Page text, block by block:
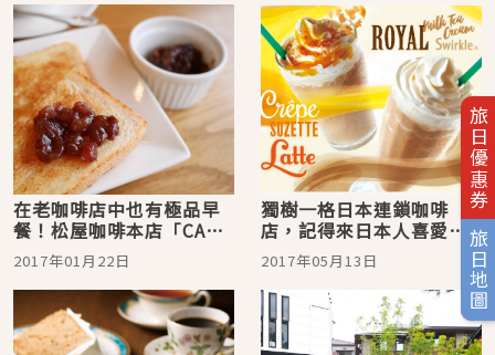
旅日優惠券
旅日地圖
在老咖啡店中也有極品早
餐！松屋咖啡本店「CAFE
LE PIN」
2017年01月22日
獨樹一格日本連鎖咖啡
店，記得來日本人喜愛的
TULLY'S COFFEE坐坐
哦！
2017年05月13日